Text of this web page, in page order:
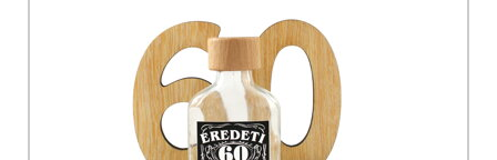
Súhlasím so spracovaním osobných údajov za účelom
odoslania formulára. Oboznámil som sa s
Ochrany osobných údajov
spoločnosti Bomba